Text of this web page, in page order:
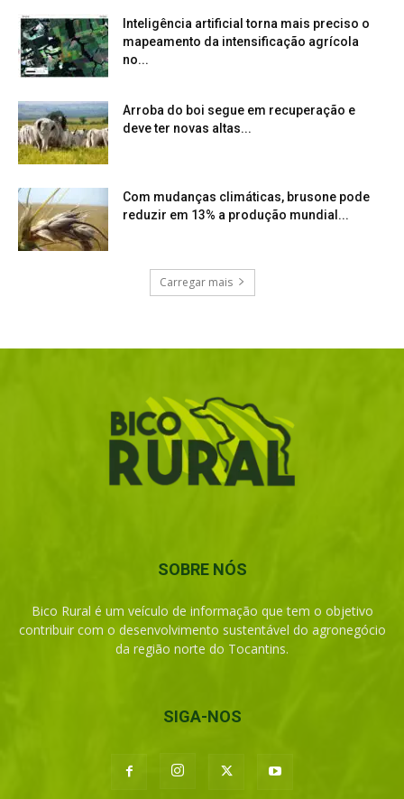
Inteligência artificial torna mais preciso o
mapeamento da intensificação agrícola
no...
Arroba do boi segue em recuperação e
deve ter novas altas...
Com mudanças climáticas, brusone pode
reduzir em 13% a produção mundial...
Carregar mais
SOBRE NÓS
Bico Rural é um veículo de informação que tem o objetivo
contribuir com o desenvolvimento sustentável do agronegócio
da região norte do Tocantins.
SIGA-NOS